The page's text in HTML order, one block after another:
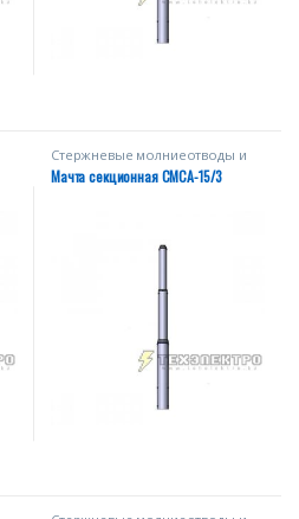
Стержневые молниеотводы и
мачты
Мачта секционная СМСА-15/3